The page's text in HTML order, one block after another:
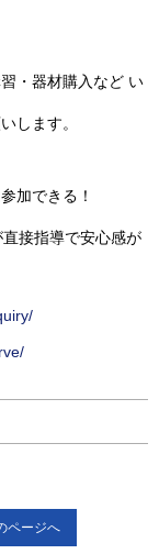
・器材購入など い
します。
加できる！
接指導で安心感が
ページへ